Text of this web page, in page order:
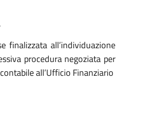
finalizzata all’individuazione
procedura negoziata per
all’Ufficio Finanziario